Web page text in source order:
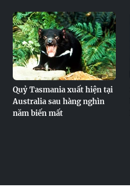
Quỷ Tasmania xuất hiện tại
Australia sau hàng nghìn
năm biến mất